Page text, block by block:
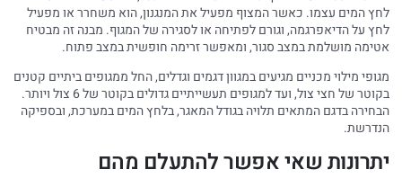
לחץ המים עצמו. כאשר המצוף מפעיל את המנגנון, הוא משחרר או מפעיל
לחץ על הדיאפרגמה, וגורם לפתיחה או לסגירה של המגוף. מבנה זה מבטיח
אטימה מושלמת במצב סגור, ומאפשר זרימה חופשית במצב פתוח.
מגופי מילוי מכניים מגיעים במגוון דגמים וגדלים, החל ממגופים ביתיים קטנים
בקוטר של חצי צול, ועד למגופים תעשייתיים גדולים בקוטר של 6 צול ויותר.
הבחירה בדגם המתאים תלויה בגודל המאגר, בלחץ המים במערכת, ובספיקה
הנדרשת.
יתרונות שאי אפשר להתעלם מהם